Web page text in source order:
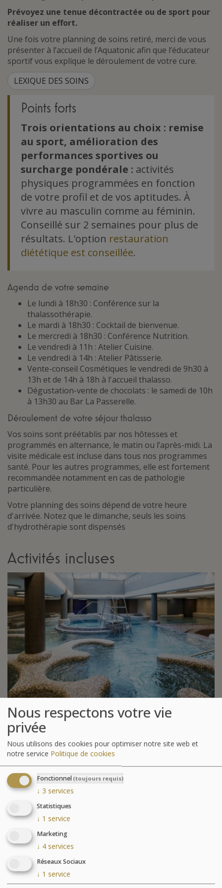
Prévoyez une tenue décontractée ou de sport pour
réaliser un effort.
Une fois votre planning de soins retiré, merci de vous
présenter à l’accueil de l’Aquatonic afin que l’éducateur
sportif vous explique le déroulement de votre cure.
LEXIQUE DES SOINS
Points forts
Trois orientations au choix : remise
au sport, amélioration des
performances sportives ou
surcharge pondérale : activités
physiques programmées en fonction
de votre profil et de vos aptitudes. À
vivre au masculin comme au féminin.
Conseillé sur 2 semaines pour plus de
résultats. L'option restauration
diététique est conseillée.
Agenda de votre semaine
Le lundi à 18h30 : Conférence sur la
thalassothérapie.
Le mardi à 18h30 : Cocktail de bienvenue.
Le mercredi à 18h30 : Conférence Nutrition.
Le vendredi à 11h : Atelier Cuisine.
Le vendredi à 14h : Atelier Pâtisserie.
Vente-conseil Cosmétiques le vendredi de 9h30 à
13h et de 14h à 18h à l'accueil thalasso.
Dégustation-vente de chocolats : le samedi de 10h
à 13h30 au Bar La Passerelle.
Déroulement de votre séjour thalasso
Vos soins sont préétablis par nos hôtesses et
programmés en alternance, le matin ou l’après-midi. La
visite médicale est incluse dans tous nos programmes
santé. Pour les autres programmes, elle est fortement
recommandée notamment en cas de pathologie
particulière.
Votre planning des soins dépend de votre heure
d'arrivée. Notez que le dimanche, seuls les soins
d'hydrothérapie sont dispensés
Activités incluses
Parcours Aquatonic
Nous respectons votre vie
privée
Nous utilisons des cookies pour optimiser notre site web et
notre service Politique de cookies
Fonctionnel (toujours requis)
↓ 3 services
Statistiques
↓ 1 service
Marketing
↓ 4 services
Réseaux Sociaux
↓ 1 service